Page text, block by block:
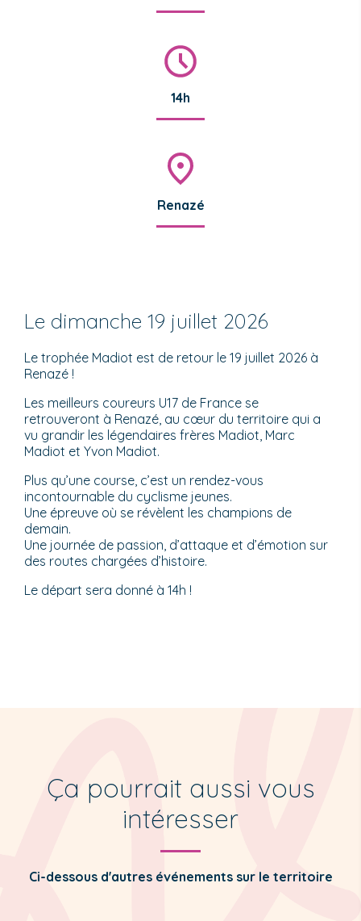
14h
Renazé
Le dimanche 19 juillet 2026
Le trophée Madiot est de retour le 19 juillet 2026 à
Renazé !
Les meilleurs coureurs U17 de France se
retrouveront à Renazé, au cœur du territoire qui a
vu grandir les légendaires frères Madiot, Marc
Madiot et Yvon Madiot.
Plus qu’une course, c’est un rendez-vous
incontournable du cyclisme jeunes.
Une épreuve où se révèlent les champions de
demain.
Une journée de passion, d’attaque et d’émotion sur
des routes chargées d’histoire.
Le départ sera donné à 14h !
Ça pourrait aussi vous
intéresser
Ci-dessous d'autres événements sur le territoire